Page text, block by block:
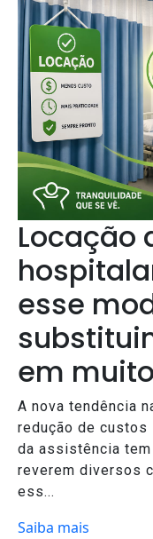
Locação
esse
em
A nova tendência
redução de custos
da assistência
reverem diversos
ess...
Saiba mais